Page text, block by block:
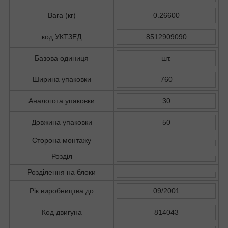
Вага (кг) 0.26600
код УКТЗЕД 8512909090
Базова одиниця шт.
Ширина упаковки 760
Аналогота упаковки 30
Довжина упаковки 50
Сторона монтажу
Розділ
Розділення на блоки
Рік виробництва до 09/2001
Код двигуна 814043